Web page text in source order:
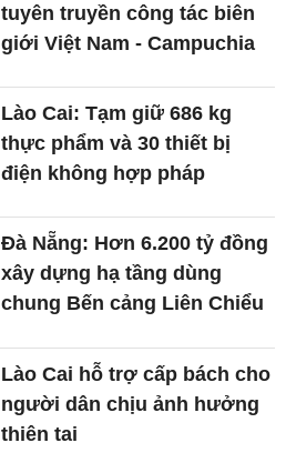
tuyên truyền công tác biên
giới Việt Nam - Campuchia
Lào Cai: Tạm giữ 686 kg
thực phẩm và 30 thiết bị
điện không hợp pháp
Đà Nẵng: Hơn 6.200 tỷ đồng
xây dựng hạ tầng dùng
chung Bến cảng Liên Chiểu
Lào Cai hỗ trợ cấp bách cho
người dân chịu ảnh hưởng
thiên tai